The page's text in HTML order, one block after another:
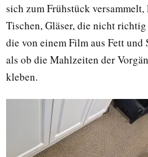
sich zum Frühstück
Tischen, Gläser, die nicht
die von einem Film aus Fett
als ob die Mahlzeiten der
kleben.